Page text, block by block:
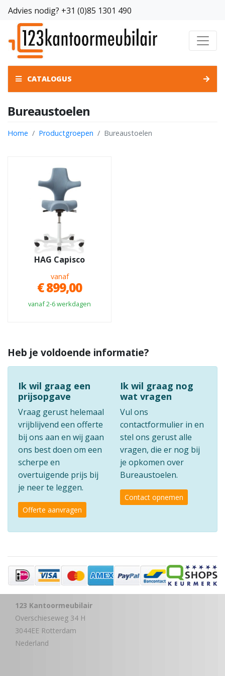
Advies nodig? +31 (0)85 1301 490
CATALOGUS
Bureaustoelen
Home Productgroepen Bureaustoelen
HAG Capisco
vanaf
€ 899,00
vanaf 2-6 werkdagen
Heb je voldoende informatie?
Ik wil graag een
prijsopgave
Vraag gerust helemaal
vrijblijvend een offerte
bij ons aan en wij gaan
ons best doen om een
scherpe en
overtuigende prijs bij
je neer te leggen.
Offerte aanvragen
Ik wil graag nog
wat vragen
Vul ons
contactformulier in en
stel ons gerust alle
vragen, die er nog bij
je opkomen over
Bureaustoelen.
Contact opnemen
123 Kantoormeubilair
Overschieseweg 34 H
3044EE Rotterdam
Nederland